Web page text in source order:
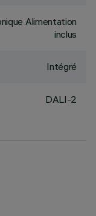
Alimentation
inclus
Intégré
DALI-2